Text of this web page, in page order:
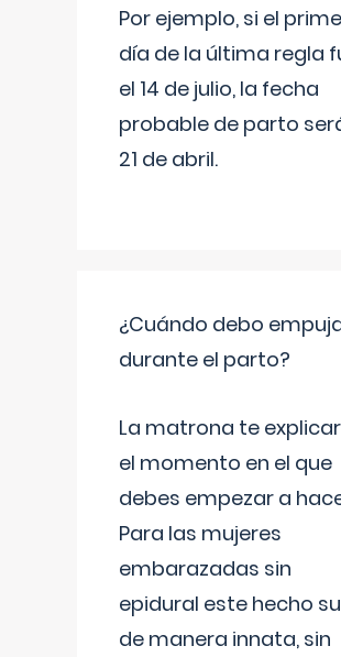
Por ejemplo, si el
día de la última regla
el 14 de julio, la fecha
probable de parto
21 de abril.
¿Cuándo debo
durante el parto?
La matrona te
el momento en el que
debes empezar a
Para las mujeres
embarazadas sin
epidural este hecho
de manera innata, sin